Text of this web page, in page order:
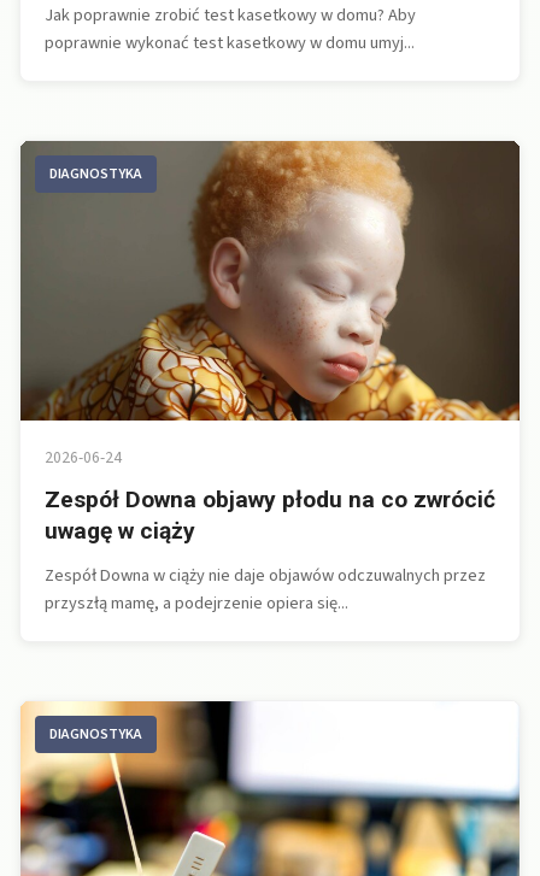
Jak poprawnie zrobić test kasetkowy w domu? Aby
poprawnie wykonać test kasetkowy w domu umyj...
DIAGNOSTYKA
2026-06-24
Zespół Downa objawy płodu na co zwrócić
uwagę w ciąży
Zespół Downa w ciąży nie daje objawów odczuwalnych przez
przyszłą mamę, a podejrzenie opiera się...
DIAGNOSTYKA